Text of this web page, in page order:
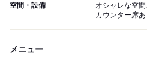
空間・設備
オシャレな空
カウンター席
メニュー